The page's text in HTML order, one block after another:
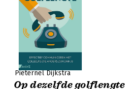
Pieternel Dijkstra
Op dezelfde golflengte